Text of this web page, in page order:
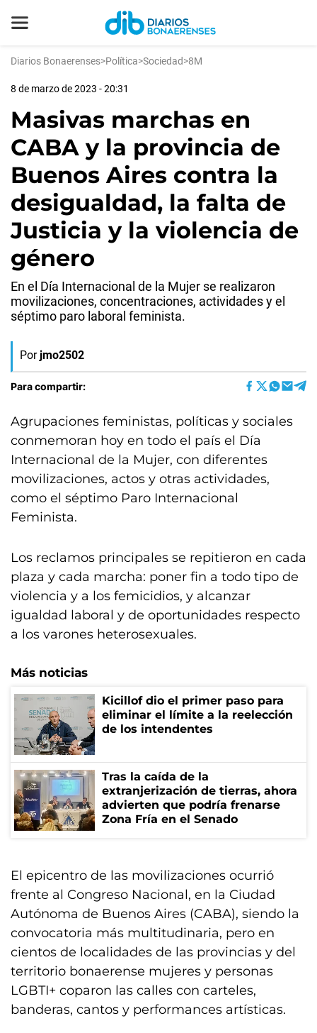
Diarios Bonaerenses>Política>Sociedad>8M
8 de marzo de 2023 - 20:31
Masivas marchas en
CABA y la provincia de
Buenos Aires contra la
desigualdad, la falta de
Justicia y la violencia de
género
En el Día Internacional de la Mujer se realizaron
movilizaciones, concentraciones, actividades y el
séptimo paro laboral feminista.
Por jmo2502
Para compartir:
Agrupaciones feministas, políticas y sociales
conmemoran hoy en todo el país el Día
Internacional de la Mujer, con diferentes
movilizaciones, actos y otras actividades,
como el séptimo Paro Internacional
Feminista.
Los reclamos principales se repitieron en cada
plaza y cada marcha: poner fin a todo tipo de
violencia y a los femicidios, y alcanzar
igualdad laboral y de oportunidades respecto
a los varones heterosexuales.
Más noticias
Kicillof dio el primer paso para
eliminar el límite a la reelección
de los intendentes
Tras la caída de la
extranjerización de tierras, ahora
advierten que podría frenarse
Zona Fría en el Senado
El epicentro de las movilizaciones ocurrió
frente al Congreso Nacional, en la Ciudad
Autónoma de Buenos Aires (CABA), siendo la
convocatoria más multitudinaria, pero en
cientos de localidades de las provincias y del
territorio bonaerense mujeres y personas
LGBTI+ coparon las calles con carteles,
banderas, cantos y performances artísticas.